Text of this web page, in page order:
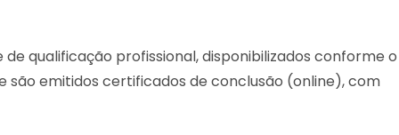
qualificação profissional, disponibilizados conforme o
emitidos certificados de conclusão (online), com